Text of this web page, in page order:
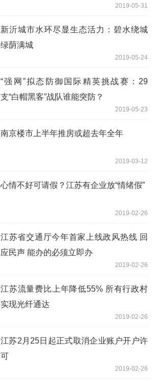
2019-05-31
新沂城市水环尽显生态活力：碧水绕城
绿荫满城
2019-05-24
“强网”拟态防御国际精英挑战赛：29
支“白帽黑客”战队谁能突防？
2019-05-23
南京楼市上半年推房或超去年全年
2019-03-12
心情不好可请假？江苏有企业放“情绪假”
2019-02-26
江苏省交通厅今年首家上线政风热线 回
应民声 能办的必须立即办
2019-02-26
江苏流量费比上年降低55% 所有行政村
实现光纤通达
2019-02-26
江苏2月25日起正式取消企业账户开户许
可
2019-02-26